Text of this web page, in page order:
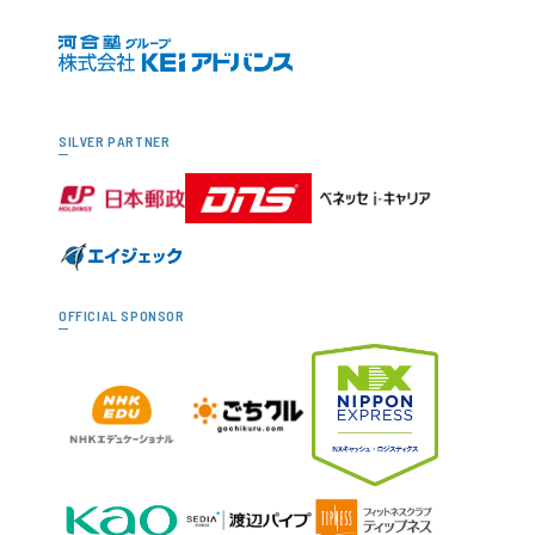
SILVER PARTNER
OFFICIAL SPONSOR